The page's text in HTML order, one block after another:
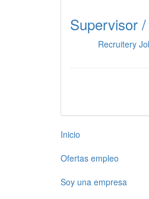
Supervisor
Recruitery
Inicio
Ofertas empleo
Soy una empresa